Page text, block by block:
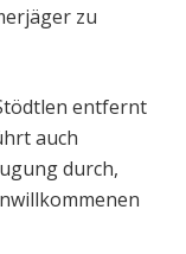
zu
entfernt
auch
durch,